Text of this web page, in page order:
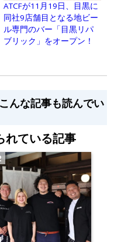
ATCFが11月19日、目黒に
同社9店舗目となる地ビー
ル専門のバー「目黒リパ
ブリック」をオープン！
んな記事も読んでい
れている記事